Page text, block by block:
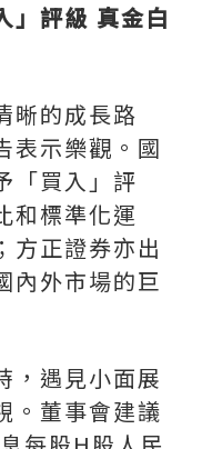
」評級 真金白
晰的成長路
表示樂觀。國
「買入」評
和標準化運
方正證券亦出
內外市場的巨
，遇見小面展
。董事會建議